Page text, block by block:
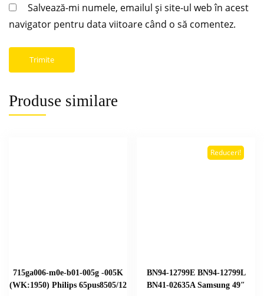
Salvează-mi numele, emailul și site-ul web în acest
navigator pentru data viitoare când o să comentez.
Produse similare
715ga006-m0e-b01-005g -005K
(WK:1950) Philips 65pus8505/12
Reduceri!
BN94-12799E BN94-12799L
BN41-02635A Samsung 49″